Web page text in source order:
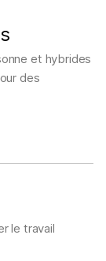
et hybrides
des
le travail